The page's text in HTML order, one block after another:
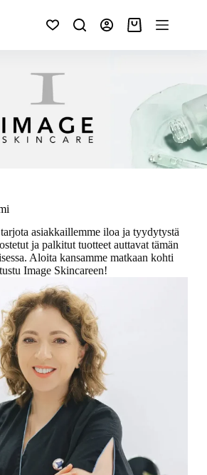
asiakkaillemme iloa ja tyydytystä
ja palkitut tuotteet auttavat tämän
Aloita kansamme matkaan kohti
Image Skincareen!